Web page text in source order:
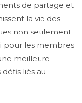
de partage et
la vie des
non seulement
pour les membres
meilleure
liés au